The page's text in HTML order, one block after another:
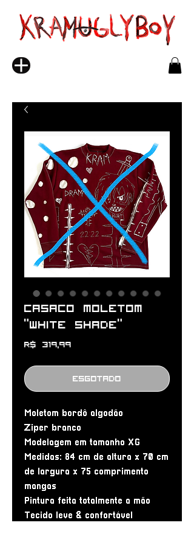
Casaco moletom
“white shade”
R$ 319,99
Esgotado
Moletom bordô algodão
Ziper branco
Modelagem em tamanho XG
Medidas: 84 cm de altura x 70 cm
de largura x 75 comprimento
mangas
Pintura feita totalmente a mão
Tecido leve & confortável